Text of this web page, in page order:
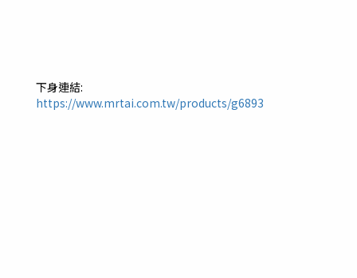
下身連結:
https://www.mrtai.com.tw/products/g6893